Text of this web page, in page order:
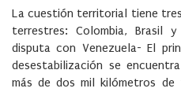
La cuestión territorial tiene
terrestres: Colombia, Brasil
disputa con Venezuela- El
desestabilización se
más de dos mil kilómetros